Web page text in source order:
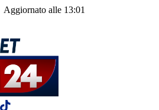
Aggiornato alle 13:01